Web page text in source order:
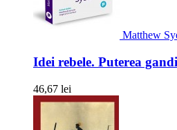
Matthew
Idei rebele. Puterea
46,67 lei